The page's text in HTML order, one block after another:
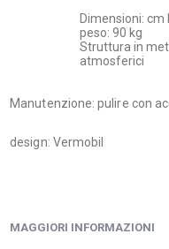
Dimensioni: cm
peso: 90 kg
Struttura in
atmosferici
Manutenzione: pulire con
design: Vermobil
MAGGIORI INFORMAZIONI